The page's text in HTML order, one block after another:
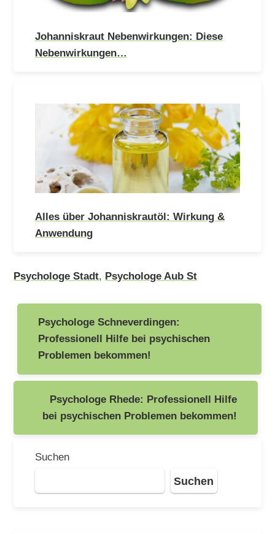
Johanniskraut Nebenwirkungen: Diese
Nebenwirkungen…
Alles über Johanniskrautöl: Wirkung &
Anwendung
Psychologe Stadt, Psychologe Aub St
Beitragsnavigation
Psychologe Schneverdingen:
Professionell Hilfe bei psychischen
Problemen bekommen!
Psychologe Rhede: Professionell Hilfe
bei psychischen Problemen bekommen!
Suchen
Suchen